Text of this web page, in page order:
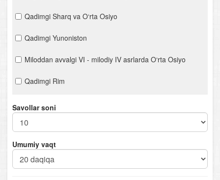
Qadimgi Sharq va O‘rta Osiyo
Qadimgi Yunoniston
Miloddan avvalgi VI - milodiy IV asrlarda O‘rta Osiyo
Qadimgi Rim
V-XI asrlarda Yevropa
VI- X asrlarda Osiyo xalqlari
O‘rta asrlarda ijtimoiy- siyosiy, iqtisodiy va madaniy
hayot
Savollar soni
Umumiy vaqt